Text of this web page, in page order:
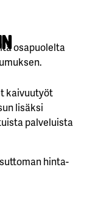
kaivuutyöt
lisäksi
palveluista
hinta-